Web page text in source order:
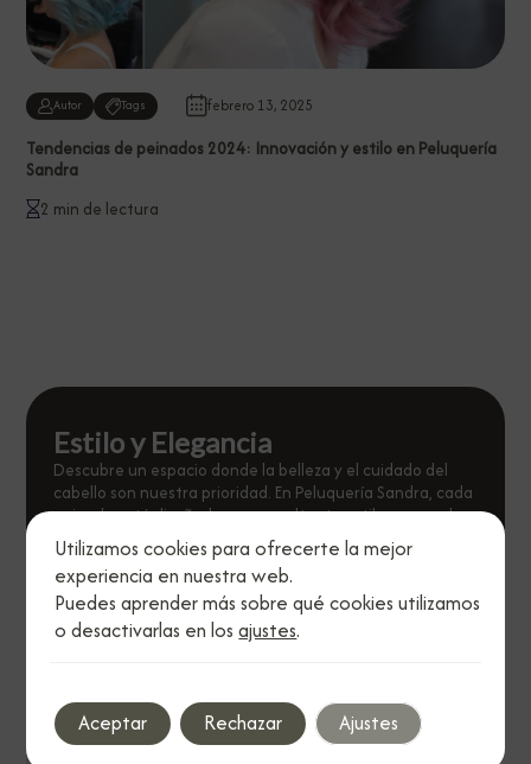
Autor Tags febrero 13, 2025
Tendencias de peinados 2024: Innovación y estilo en Peluquería
Sandra
2 min de lectura
Estilo y Elegancia
Descubre un espacio donde la belleza y el cuidado del
cabello son nuestra prioridad. En Peluquería Sandra, cada
peinado está diseñado para resaltar tu estilo personal.
Visítanos
Utilizamos cookies para ofrecerte la mejor
experiencia en nuestra web.
Puedes aprender más sobre qué cookies utilizamos
o desactivarlas en losajustes.
Aceptar Rechazar Ajustes